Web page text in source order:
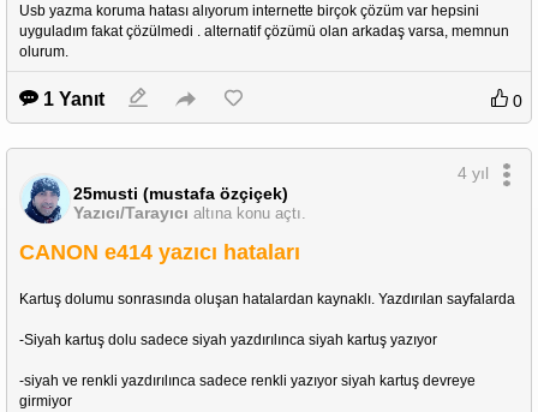
Usb yazma koruma hatası alıyorum internette birçok çözüm var hepsini
uyguladım fakat çözülmedi . alternatif çözümü olan arkadaş varsa, memnun
olurum.
1 Yanıt 0
25musti (mustafa özçiçek)
Yazıcı/Tarayıcı altına konu açtı.
4 yıl
CANON e414 yazıcı hataları
Kartuş dolumu sonrasında oluşan hatalardan kaynaklı. Yazdırılan sayfalarda
-Siyah kartuş dolu sadece siyah yazdırılınca siyah kartuş yazıyor
-siyah ve renkli yazdırılınca sadece renkli yazıyor siyah kartuş devreye
girmiyor